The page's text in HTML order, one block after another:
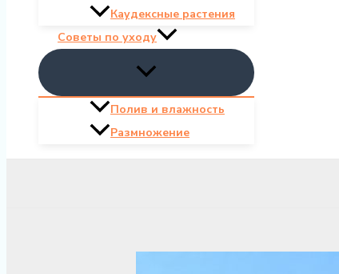
Каудексные растения
Советы по уходу
Полив и влажность
Размножение